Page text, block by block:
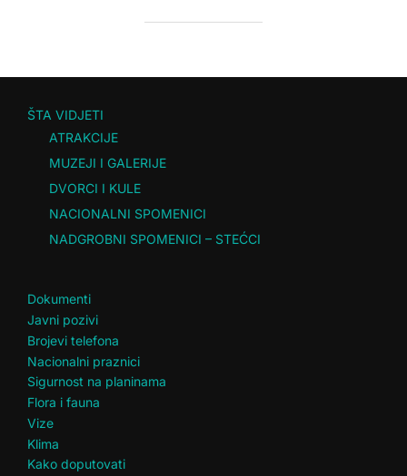
ŠTA VIDJETI
ATRAKCIJE
MUZEJI I GALERIJE
DVORCI I KULE
NACIONALNI SPOMENICI
NADGROBNI SPOMENICI – STEĆCI
Dokumenti
Javni pozivi
Brojevi telefona
Nacionalni praznici
Sigurnost na planinama
Flora i fauna
Vize
Klima
Kako doputovati